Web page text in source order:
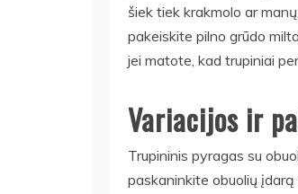
šiek tiek krakmolo ar
pakeiskite pilno grūdo
jei matote, kad trupiniai
Variacijos ir
Trupininis pyragas su
paskaninkite obuolių